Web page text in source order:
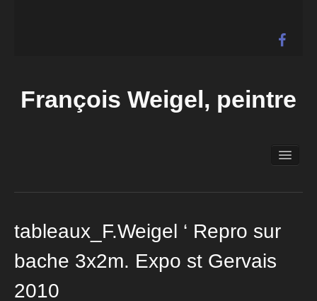
François Weigel, peintre
Expositions
Galerie
Actualités
Liens
Contact
tableaux_F.Weigel ‘ Repro sur
bache 3x2m. Expo st Gervais
2010